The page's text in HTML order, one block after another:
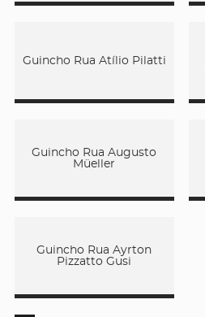
Guincho Rua Atílio Pilatti
Guincho Rua Augusto
Müeller
Guincho Rua Ayrton
Pizzatto Gusi